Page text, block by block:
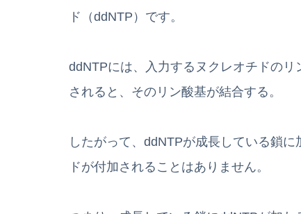
ド（ddNTP）です。
ddNTPには、入力するヌクレオチドのリ
されると、そのリン酸基が結合する。
したがって、ddNTPが成長している鎖
ドが付加されることはありません。